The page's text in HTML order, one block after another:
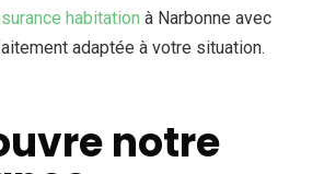
habitation à Narbonne avec
adaptée à votre situation.
notre